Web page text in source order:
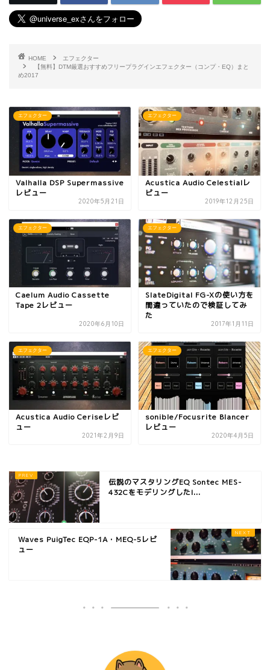
HOME
エフェクター
【無料】DTM厳選おすすめフリープラグインエフェクター（コンプ・EQ）まと
め2017
エフェクター
Valhalla DSP Supermassive
レビュー
2020年5月21日
エフェクター
Acustica Audio Celestialレ
ビュー
2019年12月25日
エフェクター
Caelum Audio Cassette
Tape 2レビュー
2020年6月10日
エフェクター
SlateDigital FG-Xの使い方を
間違っていたので検証してみ
た
2017年1月11日
エフェクター
Acustica Audio Ceriseレビ
ュー
2021年2月9日
エフェクター
sonible/Focusrite Blancer
レビュー
2020年4月5日
伝説のマスタリングEQ Sontec MES-
432CをモデリングしたI...
Waves PuigTec EQP-1A・MEQ-5レビ
ュー